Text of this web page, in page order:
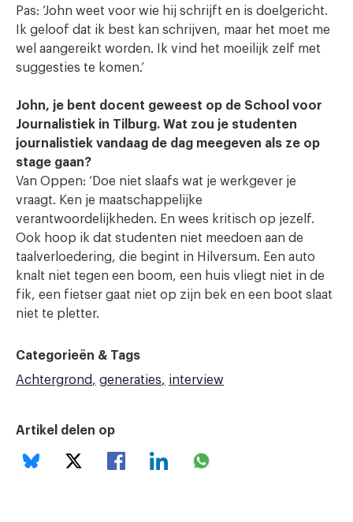
Pas: ‘John weet voor wie hij schrijft en is doelgericht.
Ik geloof dat ik best kan schrijven, maar het moet me
wel aangereikt worden. Ik vind het moeilijk zelf met
suggesties te komen.’
John, je bent docent geweest op de School voor
Journalistiek in Tilburg. Wat zou je studenten
journalistiek vandaag de dag meegeven als ze op
stage gaan?
Van Oppen: ‘Doe niet slaafs wat je werkgever je
vraagt. Ken je maatschappelijke
verantwoordelijkheden. En wees kritisch op jezelf.
Ook hoop ik dat studenten niet meedoen aan de
taalverloedering, die begint in Hilversum. Een auto
knalt niet tegen een boom, een huis vliegt niet in de
fik, een fietser gaat niet op zijn bek en een boot slaat
niet te pletter.
Categorieën & Tags
Achtergrond
generaties interview
Artikel delen op